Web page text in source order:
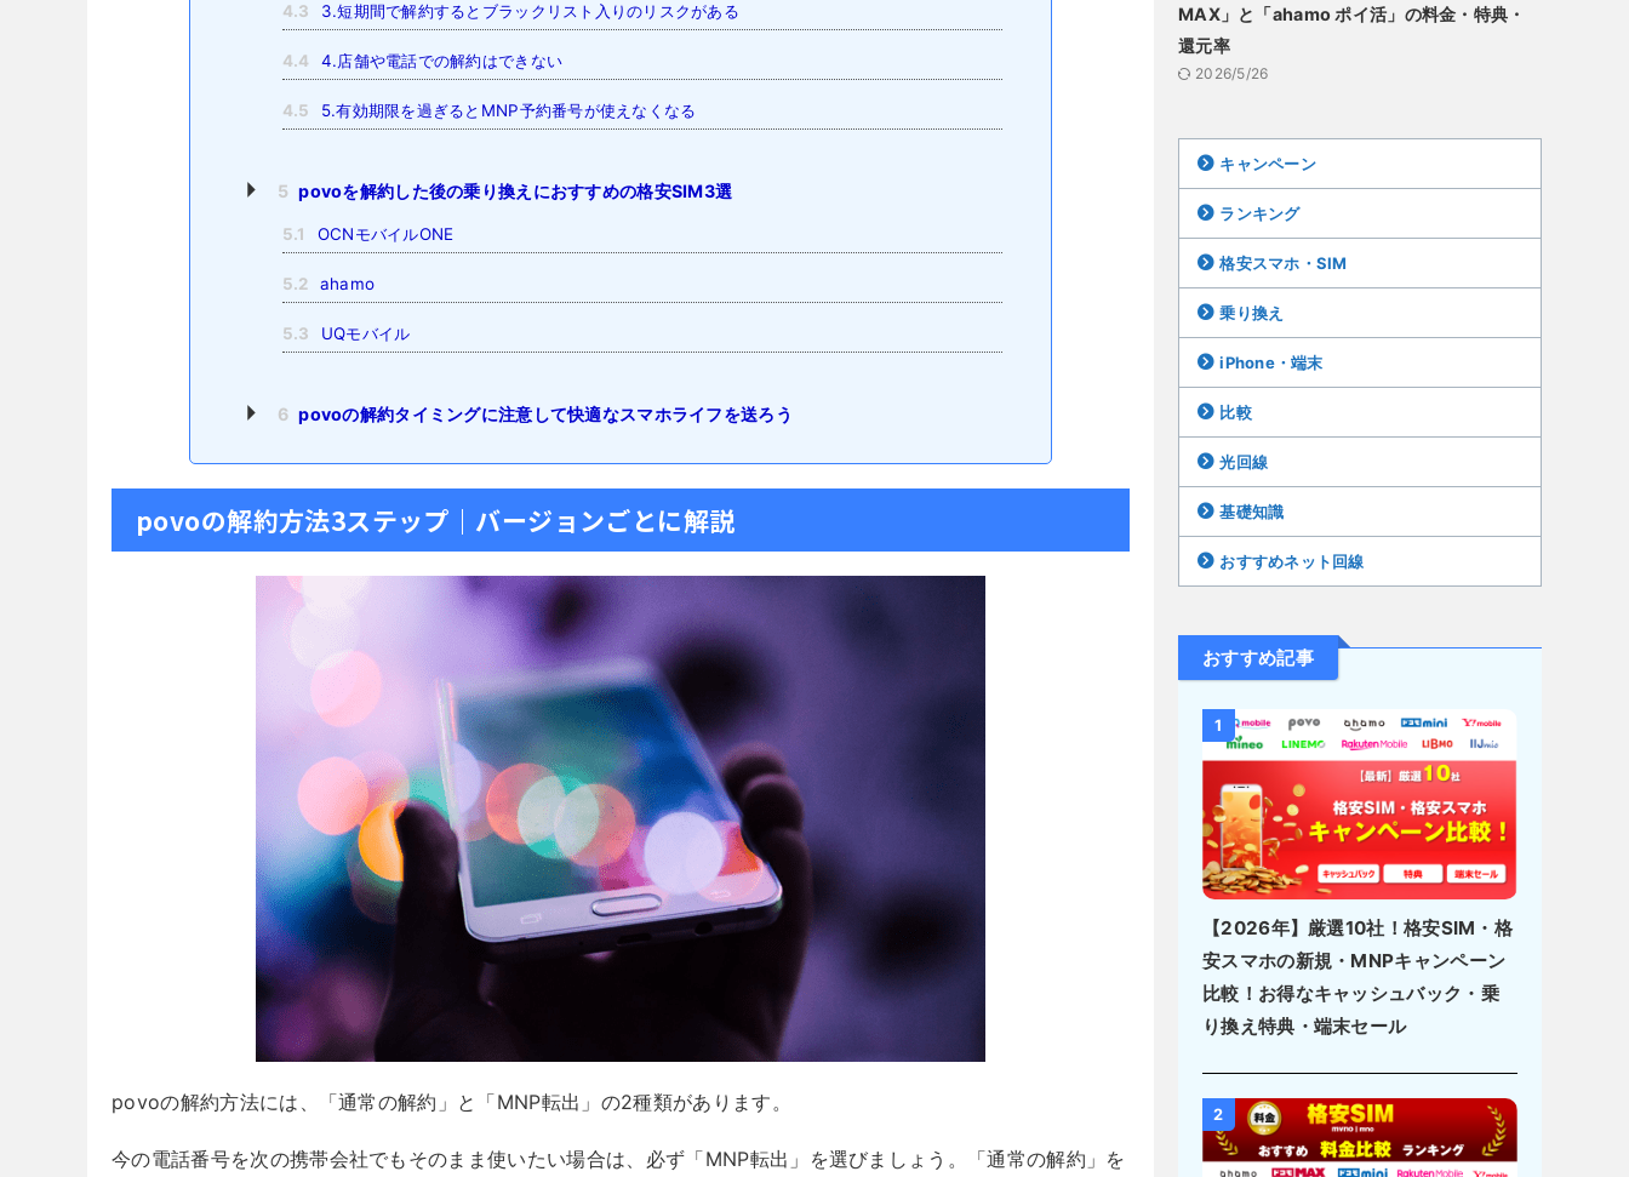
4.3 3.短期間で解約するとブラックリスト入りのリスクがある
4.4 4.店舗や電話での解約はできない
4.5 5.有効期限を過ぎるとMNP予約番号が使えなくなる
5 povoを解約した後の乗り換えにおすすめの格安SIM3選
5.1 OCNモバイルONE
5.2 ahamo
5.3 UQモバイル
6 povoの解約タイミングに注意して快適なスマホライフを送ろう
povoの解約方法3ステップ｜バージョンごとに解説
povoの解約方法には、「通常の解約」と「MNP転出」の2種類があります。
今の電話番号を次の携帯会社でもそのまま使いたい場合は、必ず「MNP転出」を選びましょう。「通常の解約」を
MAX」と「ahamo ポイ活」の料金・特典・
還元率
2026/5/26
キャンペーン
ランキング
格安スマホ・SIM
乗り換え
iPhone・端末
比較
光回線
基礎知識
おすすめネット回線
おすすめ記事
1
【2026年】厳選10社！格安SIM・格
安スマホの新規・MNPキャンペーン
比較！お得なキャッシュバック・乗
り換え特典・端末セール
2